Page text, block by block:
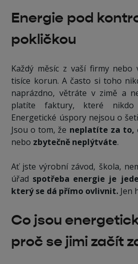
Energie pod
pokličkou
Každý měsíc z vaší firmy nebo
tisíce korun. A často si toho
naprázdno, větráte v zimě a
platíte faktury, které nikdo
Energetické úspory nejsou o
Jsou o tom, že neplatíte za to,
nebo zbytečně neplýtváte.
Ať jste výrobní závod, škola,
úřad spotřeba energie je
který se dá přímo ovlivnit. Jen
‍Co jsou
proč se jimi začít